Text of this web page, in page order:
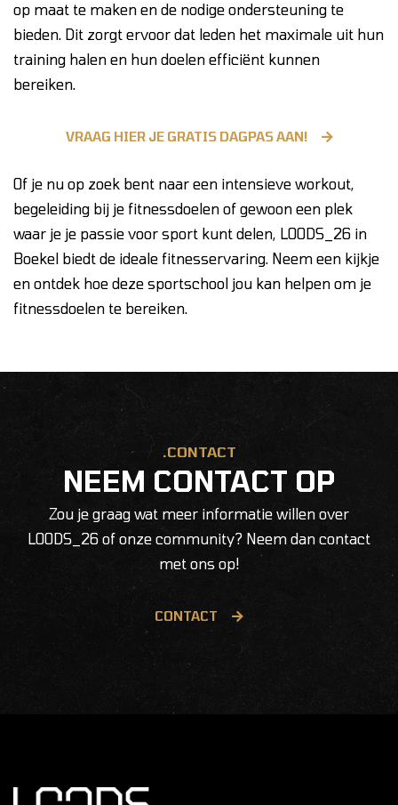
op maat te maken en de nodige ondersteuning te
bieden. Dit zorgt ervoor dat leden het maximale uit hun
training halen en hun doelen efficiënt kunnen
bereiken.
VRAAG HIER JE GRATIS DAGPAS AAN!
Of je nu op zoek bent naar een intensieve workout,
begeleiding bij je fitnessdoelen of gewoon een plek
waar je je passie voor sport kunt delen, LOODS_26 in
Boekel biedt de ideale fitnesservaring. Neem een kijkje
en ontdek hoe deze sportschool jou kan helpen om je
fitnessdoelen te bereiken.
.CONTACT
NEEM CONTACT OP
Zou je graag wat meer informatie willen over
LOODS_26 of onze community? Neem dan contact
met ons op!
CONTACT